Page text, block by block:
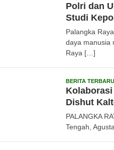
Polri dan
Studi
Palangka
daya manusia
Raya […]
BERITA TERBARU
Dishut
PALANGKA
Tengah,